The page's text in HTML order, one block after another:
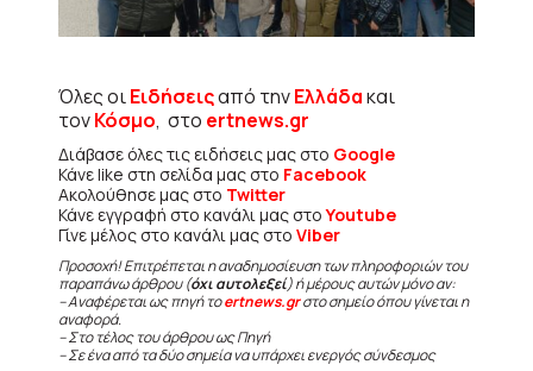
Όλες οιΕιδήσειςαπό τηνΕλλάδακαι
τονΚόσμο, στο ertnews.gr
Διάβασε όλες τις ειδήσεις μας στο Google
Κάνε like στη σελίδα μας στο Facebook
Ακολούθησε μας στο Twitter
Κάνε εγγραφή στο κανάλι μας στοYoutube
Γίνε μέλος στο κανάλι μας στο Viber
Προσοχή! Επιτρέπεται η αναδημοσίευση των πληροφοριών του
παραπάνω άρθρου (όχι αυτολεξεί) ή μέρους αυτών μόνο αν:
– Αναφέρεται ως πηγή τοertnews.grστο σημείο όπου γίνεται η
αναφορά.
– Στο τέλος του άρθρου ως Πηγή
– Σε ένα από τα δύο σημεία να υπάρχει ενεργός σύνδεσμος